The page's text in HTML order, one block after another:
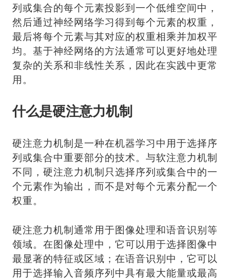
列或集合的每个元素投影到一个低维空间中，
然后通过神经网络学习得到每个元素的权重，
最后将每个元素与其对应的权重相乘并加权平
均。基于神经网络的方法通常可以更好地处理
复杂的关系和非线性关系，因此在实践中更常
用。
什么是硬注意力机制
硬注意力机制是一种在机器学习中用于选择序
列或集合中重要部分的技术。与软注意力机制
不同，硬注意力机制只选择序列或集合中的一
个元素作为输出，而不是对每个元素分配一个
权重。
硬注意力机制通常用于图像处理和语音识别等
领域。在图像处理中，它可以用于选择图像中
最显著的特征或区域；在语音识别中，它可以
用于选择输入音频序列中具有最大能量或最高